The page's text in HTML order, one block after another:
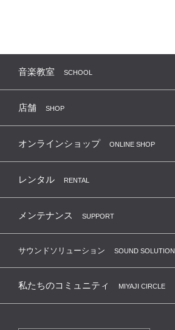
音楽教室 SCHOOL
店舗 SHOP
オンラインショップ ONLINE SHOP
レンタル RENTAL
メンテナンス SUPPORT
サウンドソリューション SOUND SOLUTION
私たちのコミュニティ MIYAJI CIRCLE